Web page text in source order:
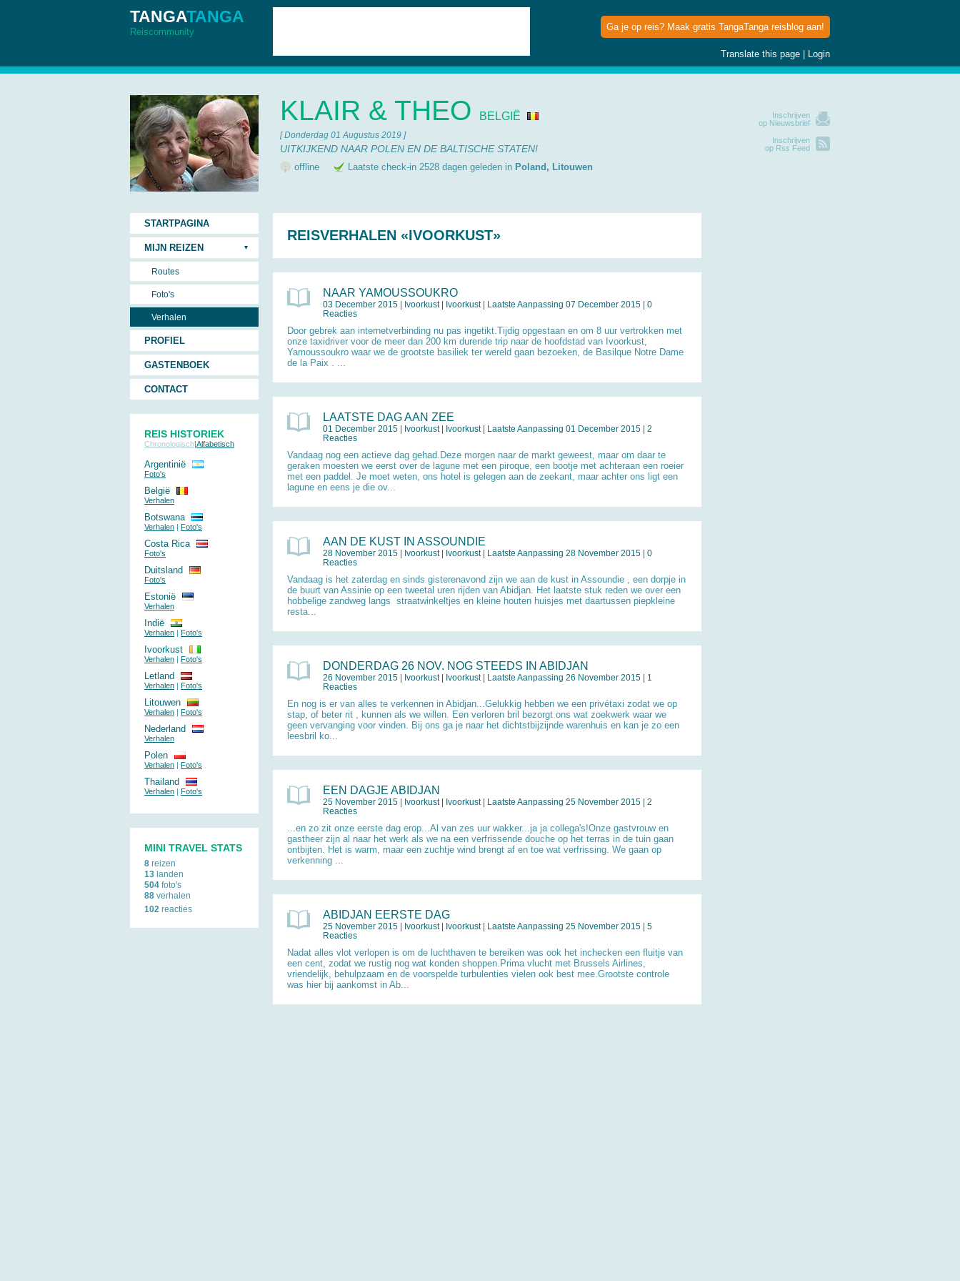
TANGATANGA
Reiscommunity Ga je op reis? Maak gratis TangaTanga reisblog aan!
Translate this page Login
KLAIR & THEO BELGIË
[ Donderdag 01 Augustus 2019 ]
UITKIJKEND NAAR POLEN EN DE BALTISCHE STATEN!
offline Laatste check-in 2528 dagen geleden in Poland, Litouwen
Inschrijven
op Nieuwsbrief
Inschrijven
op Rss Feed
REISVERHALEN «IVOORKUST»
NAAR YAMOUSSOUKRO
03 December 2015 | Ivoorkust| Ivoorkust| Laatste Aanpassing 07 December 2015 | 0
Reacties
Door gebrek aan internetverbinding nu pas ingetikt.Tijdig opgestaan en om 8 uur vertrokken met
onze taxidriver voor de meer dan 200 km durende trip naar de hoofdstad van Ivoorkust,
Yamoussoukro waar we de grootste basiliek ter wereld gaan bezoeken, de Basilque Notre Dame
de la Paix . ...
LAATSTE DAG AAN ZEE
01 December 2015 | Ivoorkust| Ivoorkust| Laatste Aanpassing 01 December 2015 | 2
Reacties
Vandaag nog een actieve dag gehad.Deze morgen naar de markt geweest, maar om daar te
geraken moesten we eerst over de lagune met een piroque, een bootje met achteraan een roeier
met een paddel. Je moet weten, ons hotel is gelegen aan de zeekant, maar achter ons ligt een
lagune en eens je die ov...
AAN DE KUST IN ASSOUNDIE
28 November 2015 | Ivoorkust| Ivoorkust| Laatste Aanpassing 28 November 2015 | 0
Reacties
Vandaag is het zaterdag en sinds gisterenavond zijn we aan de kust in Assoundie , een dorpje in
de buurt van Assinie op een tweetal uren rijden van Abidjan. Het laatste stuk reden we over een
hobbelige zandweg langs straatwinkeltjes en kleine houten huisjes met daartussen piepkleine
resta...
DONDERDAG 26 NOV. NOG STEEDS IN ABIDJAN
26 November 2015 | Ivoorkust| Ivoorkust| Laatste Aanpassing 26 November 2015 | 1
Reacties
En nog is er van alles te verkennen in Abidjan...Gelukkig hebben we een privétaxi zodat we op
stap, of beter rit , kunnen als we willen. Een verloren bril bezorgt ons wat zoekwerk waar we
geen vervanging voor vinden. Bij ons ga je naar het dichtstbijzijnde warenhuis en kan je zo een
leesbril ko...
EEN DAGJE ABIDJAN
25 November 2015 | Ivoorkust| Ivoorkust| Laatste Aanpassing 25 November 2015 | 2
Reacties
...en zo zit onze eerste dag erop...Al van zes uur wakker...ja ja collega's!Onze gastvrouw en
gastheer zijn al naar het werk als we na een verfrissende douche op het terras in de tuin gaan
ontbijten. Het is warm, maar een zuchtje wind brengt af en toe wat verfrissing. We gaan op
verkenning ...
ABIDJAN EERSTE DAG
25 November 2015 | Ivoorkust| Ivoorkust| Laatste Aanpassing 25 November 2015 | 5
Reacties
Nadat alles vlot verlopen is om de luchthaven te bereiken was ook het inchecken een fluitje van
een cent, zodat we rustig nog wat konden shoppen.Prima vlucht met Brussels Airlines,
vriendelijk, behulpzaam en de voorspelde turbulenties vielen ook best mee.Grootste controle
was hier bij aankomst in Ab...
STARTPAGINA
MIJN REIZEN
Routes
Foto's
Verhalen
PROFIEL
GASTENBOEK
CONTACT
REIS HISTORIEK
Chronologisch|Alfabetisch
Argentinië
Foto's
België
Verhalen
Botswana
Verhalen | Foto's
Costa Rica
Foto's
Duitsland
Foto's
Estonië
Verhalen
Indië
Verhalen | Foto's
Ivoorkust
Verhalen | Foto's
Letland
Verhalen | Foto's
Litouwen
Verhalen | Foto's
Nederland
Verhalen
Polen
Verhalen | Foto's
Thailand
Verhalen | Foto's
MINI TRAVEL STATS
8 reizen
13 landen
504 foto's
88 verhalen
102 reacties